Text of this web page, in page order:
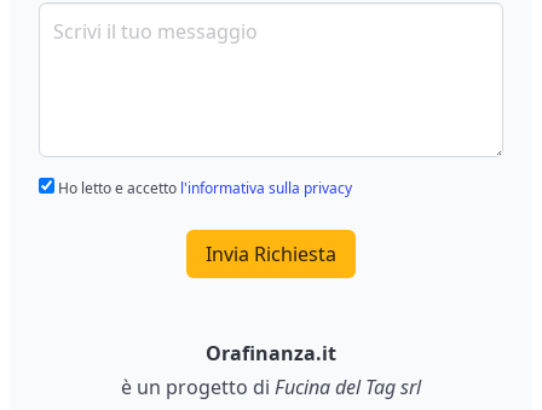
Ho letto e accetto l'informativa sulla privacy
Invia Richiesta
Orafinanza.it
è un progetto di Fucina del Tag srl